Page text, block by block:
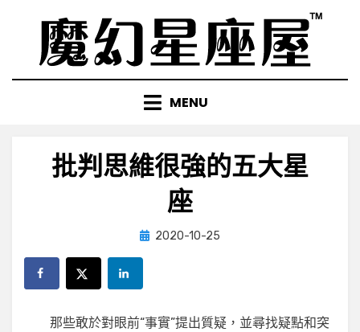
content
MENU
批判思維很強的五大星
座
by小編
Posted
2020-10-25
那些敢於對眼前“事實”提出質疑，並尋找疑點和突